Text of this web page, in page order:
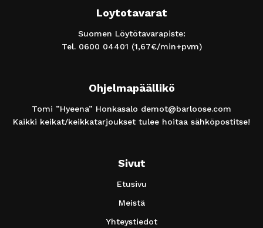
Loytotavarat
Suomen Löytötavarapiste:
Tel. 0600 04401 (1,67€/min+pvm)
Ohjelmapäällikö
Tomi ”Hyeena” Honkasalo demot@barloose.com
Kaikki keikat/keikkatarjoukset tulee hoitaa sähköpostitse!
Sivut
Etusivu
Meistä
Yhteystiedot